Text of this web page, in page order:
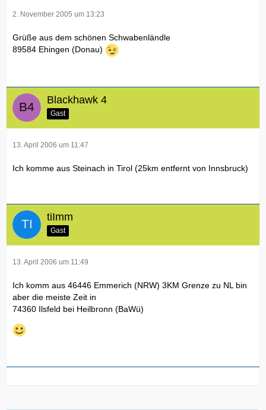
2. November 2005 um 13:23
Grüße aus dem schönen Schwabenländle
89584 Ehingen (Donau)
Blackhawk 4
Gast
13. April 2006 um 11:47
Ich komme aus Steinach in Tirol (25km entfernt von Innsbruck)
tiImm
Gast
13. April 2006 um 11:49
Ich komm aus 46446 Emmerich (NRW) 3KM Grenze zu NL bin
aber die meiste Zeit in
74360 Ilsfeld bei Heilbronn (BaWü)